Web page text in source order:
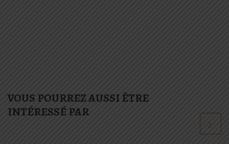
VOUS POURREZ AUSSI ÊTRE
INTÉRESSÉ PAR